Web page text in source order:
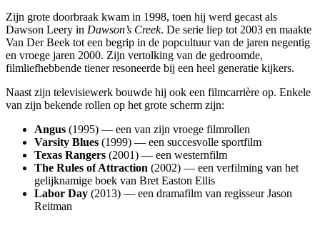
Zijn grote doorbraak kwam in 1998, toen hij werd gecast als
Dawson Leery in Dawson’s Creek. De serie liep tot 2003 en maakte
Van Der Beek tot een begrip in de popcultuur van de jaren negentig
en vroege jaren 2000. Zijn vertolking van de gedroomde,
filmliefhebbende tiener resoneerde bij een heel generatie kijkers.
Naast zijn televisiewerk bouwde hij ook een filmcarrière op. Enkele
van zijn bekende rollen op het grote scherm zijn:
Angus (1995) — een van zijn vroege filmrollen
Varsity Blues (1999) — een succesvolle sportfilm
Texas Rangers (2001) — een westernfilm
The Rules of Attraction (2002) — een verfilming van het
gelijknamige boek van Bret Easton Ellis
Labor Day (2013) — een dramafilm van regisseur Jason
Reitman